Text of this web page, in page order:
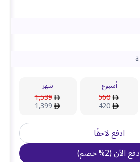
أسبوع
560
420
شهر
1,539
1,399
ادفع لاحقًا
الآن(
2
%خصم)